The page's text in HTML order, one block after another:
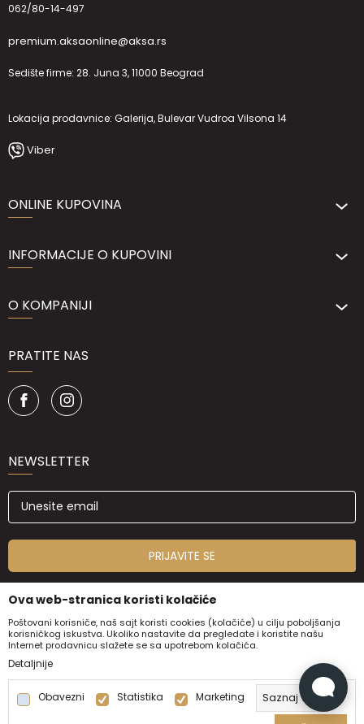
062/80-14-497
premium.aksaonline@aksa.rs
Sedište firme: 28. Juna 3, 11000 Beograd
Lokacija prodavnice: Galerija, Bulevar Vudroa Vilsona 14
Viber
ONLINE KUPOVINA
INFORMACIJE O KUPOVINI
O KOMPANIJI
PRATITE NAS
NEWSLETTER
PRIJAVITE SE
Ova web-stranica koristi kolačiće
Poštovani korisniče, naš sajt koristi cookies (kolačiće) u cilju poboljšanja
korisničkog iskustva. Ukoliko nastavite da pregledate i koristite našu
Internet prodavnicu slažete se sa upotrebom kolačića.
Detaljnije
Obavezni Statistika Marketing
Saznaj više